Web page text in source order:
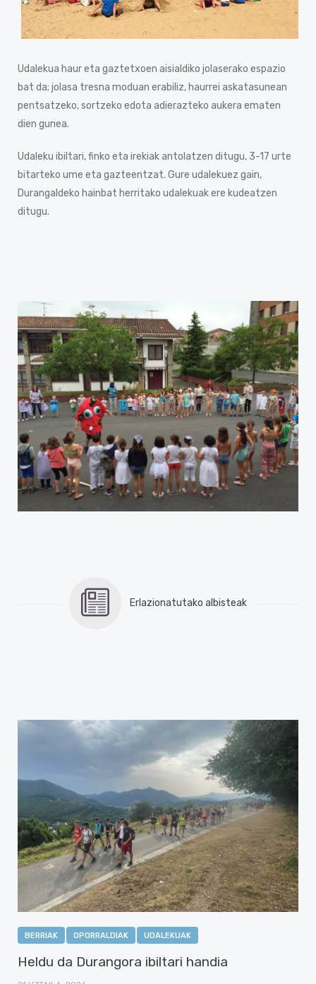
Udalekua haur eta gaztetxoen aisialdiko jolaserako espazio
bat da; jolasa tresna moduan erabiliz, haurrei askatasunean
pentsatzeko, sortzeko edota adierazteko aukera ematen
dien gunea.
Udaleku ibiltari, finko eta irekiak antolatzen ditugu, 3-17 urte
bitarteko ume eta gazteentzat. Gure udalekuez gain,
Durangaldeko hainbat herritako udalekuak ere kudeatzen
ditugu.
Erlazionatutako albisteak
BERRIAK OPORRALDIAK UDALEKUAK
Heldu da Durangora ibiltari handia